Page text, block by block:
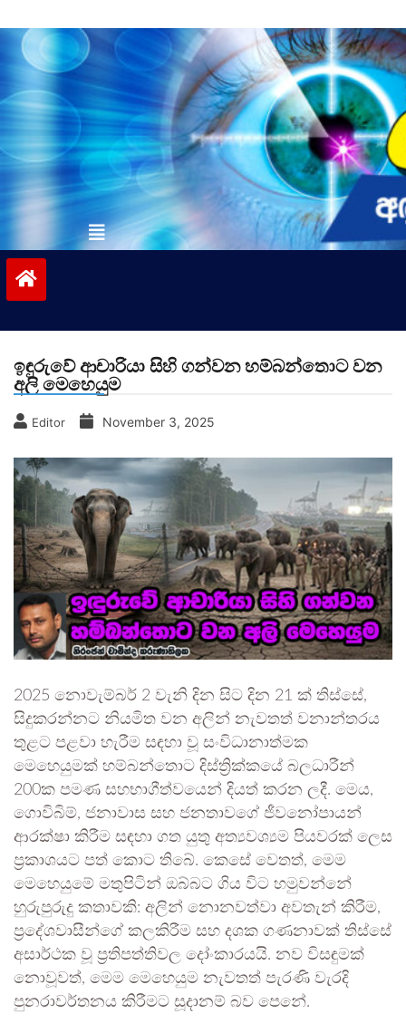
to
contentvinivida.lk
ඉඳුරුවේ ආචාරියා සිහි ගන්වන හම්බන්තොට වන
අලි මෙහෙයුම
Editor November 3, 2025
2025 නොවැම්බර් 2 වැනි දින සිට දින 21 ක් තිස්සේ,
සිදුකරන්නට නියමිත වන අලින් නැවතත් වනාන්තරය
තුළට පළවා හැරීම සඳහා වූ සංවිධානාත්මක
මෙහෙයුමක් හම්බන්තොට දිස්ත්‍රික්කයේ බලධාරීන්
200ක පමණ සහභාගීත්වයෙන් දියත් කරන ලදී. මෙය,
ගොවිබිම්, ජනාවාස සහ ජනතාවගේ ජීවනෝපායන්
ආරක්ෂා කිරීම සඳහා ගත යුතු අත්‍යවශ්‍යම පියවරක් ලෙස
ප්‍රකාශයට පත් කොට තිබේ. කෙසේ වෙතත්, මෙම
මෙහෙයුමේ මතුපිටින් ඔබ්බට ගිය විට හමුවන්නේ
හුරුපුරුදු කතාවකි: අලින් නොනවත්වා අවතැන් කිරීම,
ප්‍රදේශවාසීන්ගේ කලකිරීම සහ දශක ගණනාවක් තිස්සේ
අසාර්ථක වූ ප්‍රතිපත්තිවල දෝංකාරයයි. නව විසඳුමක්
නොවූවත්, මෙම මෙහෙයුම නැවතත් පැරණි වැරදි
පුනරාවර්තනය කිරීමට සූදානම් බව පෙනේ.